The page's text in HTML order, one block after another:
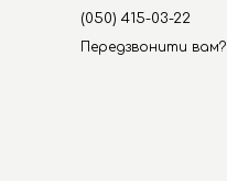
(050) 415-03-22
Передзвонити вам?